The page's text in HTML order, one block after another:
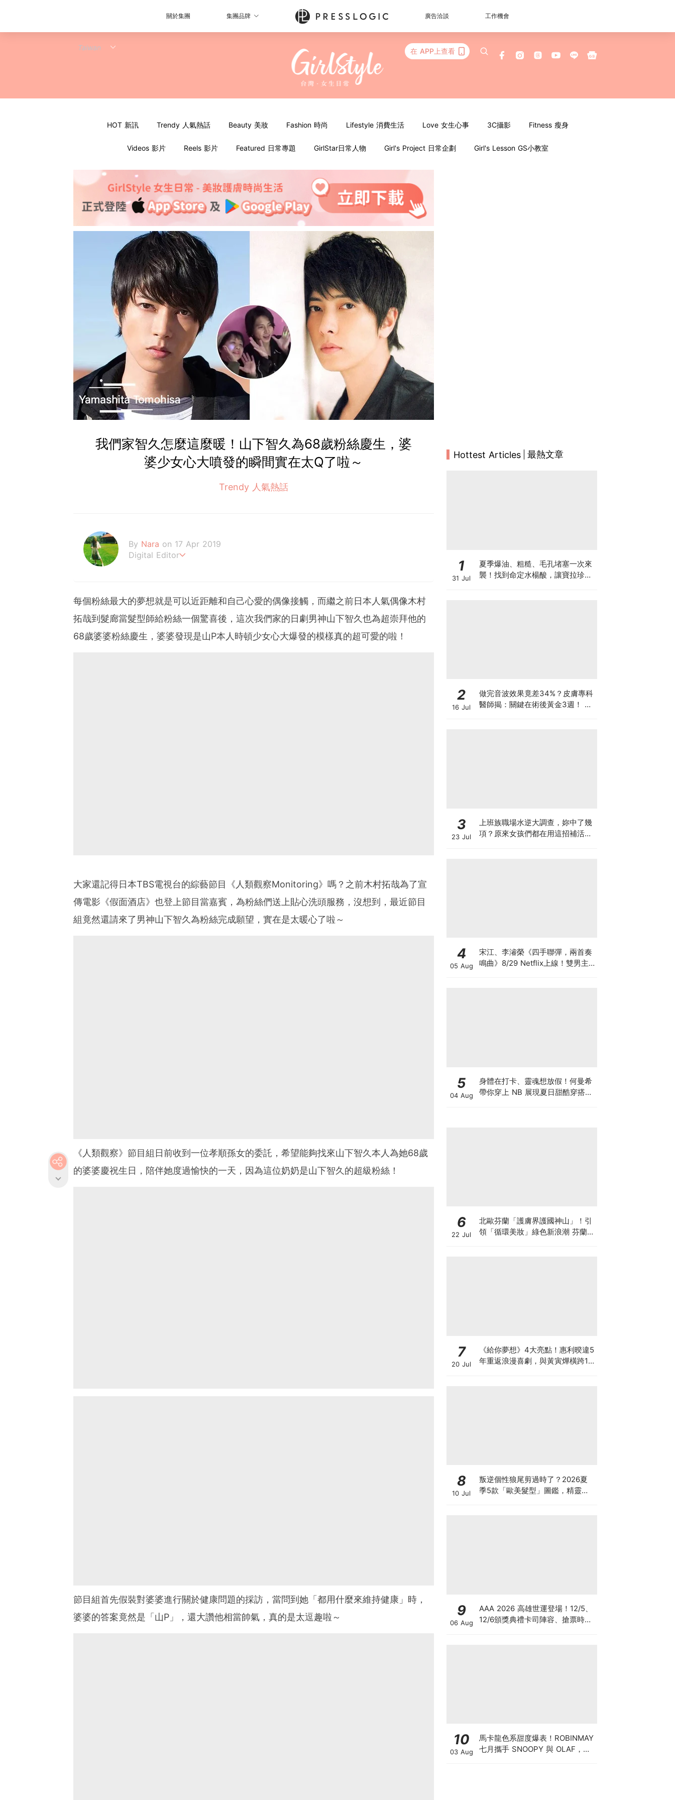
關於集團 集團品牌 廣告洽談 工作機會
在 APP上查看
HOT 新訊 Trendy 人氣熱話 Beauty 美妝 Fashion 時尚 Lifestyle 消費生活 Love 女生心事 3C攝影 Fitness 瘦身
Videos 影片 Reels 影片 Featured 日常專題 GirlStar日常人物 Girl's Project 日常企劃 Girl's Lesson GS小教室
我們家智久怎麼這麼暖！山下智久為68歲粉絲慶生，婆
婆少女心大噴發的瞬間實在太Q了啦～
Trendy 人氣熱話
By Nara on 17 Apr 2019
Digital Editor
每個粉絲最大的夢想就是可以近距離和自己心愛的偶像接觸，而繼之前日本人氣偶像木村
拓哉到髮廊當髮型師給粉絲一個驚喜後，這次我們家的日劇男神山下智久也為超崇拜他的
68歲婆婆粉絲慶生，婆婆發現是山P本人時頓少女心大爆發的模樣真的超可愛的啦！
大家還記得日本TBS電視台的綜藝節目《人類觀察Monitoring》嗎？之前木村拓哉為了宣
傳電影《假面酒店》也登上節目當嘉賓，為粉絲們送上貼心洗頭服務，沒想到，最近節目
組竟然還請來了男神山下智久為粉絲完成願望，實在是太暖心了啦～
《人類觀察》節目組日前收到一位孝順孫女的委託，希望能夠找來山下智久本人為她68歲
的婆婆慶祝生日，陪伴她度過愉快的一天，因為這位奶奶是山下智久的超級粉絲！
節目組首先假裝對婆婆進行關於健康問題的採訪，當問到她「都用什麼來維持健康」時，
婆婆的答案竟然是「山P」，還大讚他相當帥氣，真的是太逗趣啦～
Hottest Articles 最熱文章
1
31 Jul
夏季爆油、粗糙、毛孔堵塞一次來
襲！找到命定水楊酸，讓寶拉珍選
2
16 Jul
做完音波效果竟差34%？皮膚專科
醫師揭：關鍵在術後黃金3週！ 醫
3
23 Jul
上班族職場水逆大調查，妳中了幾
項？原來女孩們都在用這招補活
4
05 Aug
宋江、李濬榮《四手聯彈，兩首奏
鳴曲》8/29 Netflix上線！雙男主
5
04 Aug
身體在打卡、靈魂想放假！何曼希
帶你穿上 NB 展現夏日甜酷穿搭
6
22 Jul
北歐芬蘭「護膚界護國神山」！引
領「循環美妝」綠色新浪潮 芬蘭國
7
20 Jul
《給你夢想》4大亮點！惠利暌違5
年重返浪漫喜劇，與黃寅燁橫跨15
8
10 Jul
叛逆個性狼尾剪過時了？2026夏
季5款「歐美髮型」圖鑑，精靈短
9
06 Aug
AAA 2026 高雄世運登場！12/5、
12/6頒獎典禮卡司陣容、搶票時
10
03 Aug
馬卡龍色系甜度爆表！ROBINMAY
七月攜手 SNOOPY 與 OLAF，打